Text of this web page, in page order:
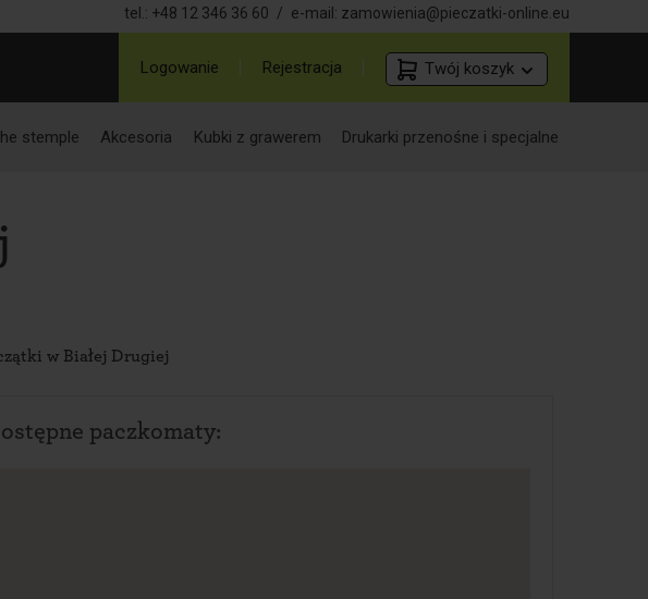
tel.: +48 12 346 36 60 / e-mail: zamowienia@pieczatki-online.eu
Logowanie Rejestracja Twój koszyk
stemple Akcesoria Kubki z grawerem Drukarki przenośne i specjalne
w Białej Drugiej
paczkomaty: